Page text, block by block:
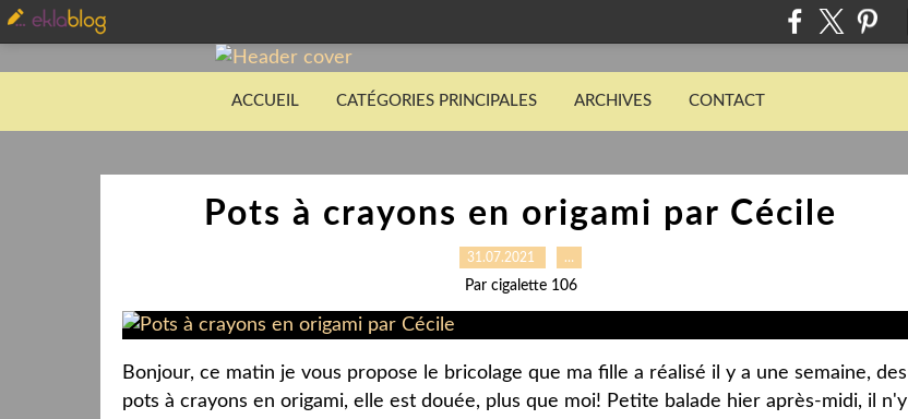
ACCUEIL CATÉGORIES PRINCIPALES ARCHIVES CONTACT
Pots à crayons en origami par Cécile
31.07.2021 …
Par cigalette 106
Bonjour, ce matin je vous propose le bricolage que ma fille a réalisé il y a une semaine, des
pots à crayons en origami, elle est douée, plus que moi! Petite balade hier après-midi, il n'y